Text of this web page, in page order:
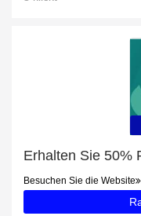
Erhalten Sie 50%
Besuchen Sie die Website